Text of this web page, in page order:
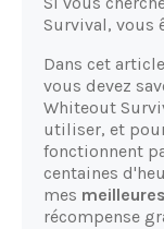
Survival, vous
Dans cet
vous devez
Whiteout
utiliser, et
fonctionnent
centaines
mes
récompense